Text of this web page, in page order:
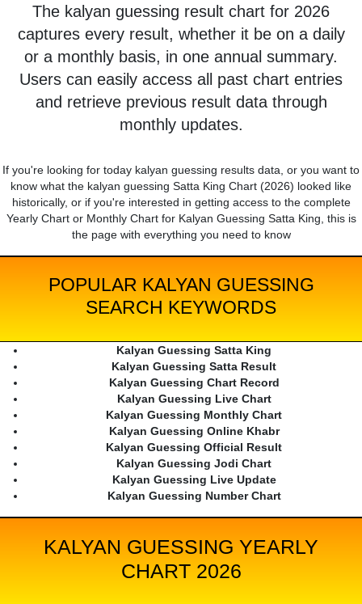
The kalyan guessing result chart for 2026
captures every result, whether it be on a daily
or a monthly basis, in one annual summary.
Users can easily access all past chart entries
and retrieve previous result data through
monthly updates.
If you're looking for today kalyan guessing results data, or you want to
know what the kalyan guessing Satta King Chart (2026) looked like
historically, or if you're interested in getting access to the complete
Yearly Chart or Monthly Chart for Kalyan Guessing Satta King, this is
the page with everything you need to know
POPULAR KALYAN GUESSING
SEARCH KEYWORDS
Kalyan Guessing Satta King
Kalyan Guessing Satta Result
Kalyan Guessing Chart Record
Kalyan Guessing Live Chart
Kalyan Guessing Monthly Chart
Kalyan Guessing Online Khabr
Kalyan Guessing Official Result
Kalyan Guessing Jodi Chart
Kalyan Guessing Live Update
Kalyan Guessing Number Chart
KALYAN GUESSING YEARLY
CHART 2026